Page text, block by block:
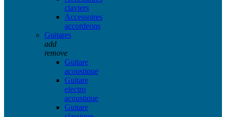
claviers
Accessoires
accordeons
Guitares
add
remove
Guitare
acoustique
Guitare
electro
acoustique
Guitare